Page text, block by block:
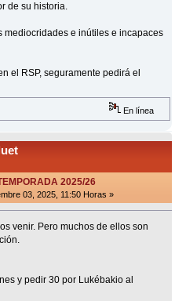
de su historia.
mediocridades e inútiles e incapaces
el RSP, seguramente pedirá el
En línea
2025/26
03, 2025, 11:50 Horas »
venir. Pero muchos de ellos son
y pedir 30 por Lukébakio al